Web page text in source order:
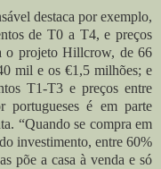
destaca por exemplo,
de T0 a T4, e preços
o projeto Hillcrow, de 66
mil e os €1,5 milhões; e
T1-T3 e preços entre
é em parte
“Quando se compra em
investimento, entre 60%
põe a casa à venda e só